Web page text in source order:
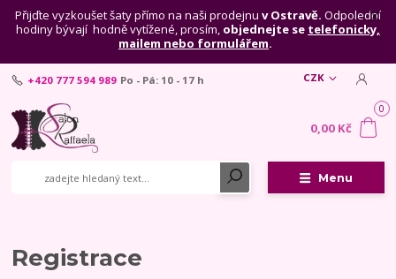
Přijďte vyzkoušet šaty přímo na naši prodejnu v Ostravě. Odpolední
hodiny bývají hodně vytížené, prosím, objednejte se telefonicky,
mailem nebo formulářem.
Menu
CZK
+420 777 594 989 Po - Pá: 10 - 17 h
0
0,00 Kč
Registrace